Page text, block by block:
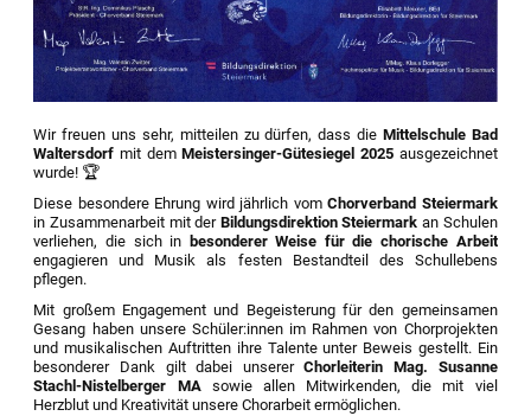
Wir freuen uns sehr, mitteilen zu dürfen, dass die Mittelschule Bad
Waltersdorf mit demMeistersinger-Gütesiegel 2025 ausgezeichnet
wurde! 🏆
Diese besondere Ehrung wird jährlich vomChorverband Steiermark
in Zusammenarbeit mit der Bildungsdirektion Steiermark an Schulen
verliehen, die sich in besonderer Weise für die chorische Arbeit
engagieren und Musik als festen Bestandteil des Schullebens
pflegen.
Mit großem Engagement und Begeisterung für den gemeinsamen
Gesang haben unsere Schüler:innen im Rahmen von Chorprojekten
und musikalischen Auftritten ihre Talente unter Beweis gestellt. Ein
besonderer Dank gilt dabei unsererChorleiterin Mag. Susanne
Stachl-Nistelberger MAsowie allen Mitwirkenden, die mit viel
Herzblut und Kreativität unsere Chorarbeit ermöglichen.